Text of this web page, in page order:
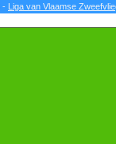
- Liga van Vlaamse